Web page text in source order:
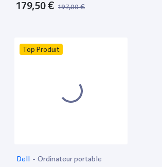
179,50 € 197,00 €
Top Produit
Dell - Ordinateur portable